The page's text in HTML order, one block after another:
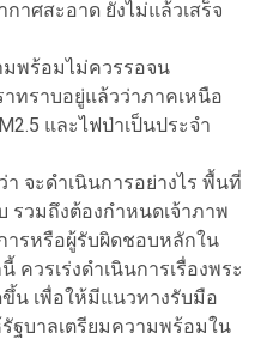
าศสะอาด ยังไม่แล้วเสร็จ
มพร้อมไม่ควรรอจน
ทราบอยู่แล้วว่าภาคเหนือ
และไฟป่าเป็นประจำ
จะดำเนินการอย่างไร พื้นที่
รวมถึงต้องกำหนดเจ้าภาพ
ารหรือผู้รับผิดชอบหลักใน
วรเร่งดำเนินการเรื่องพระ
น เพื่อให้มีแนวทางรับมือ
ฐบาลเตรียมความพร้อมใน